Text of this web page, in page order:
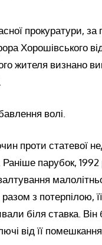
прокуратури, за
Хорошівського
жителя визнано
волі.
проти статевої
парубок,
з потерпілою,
біля ставка.
від її помешкання.